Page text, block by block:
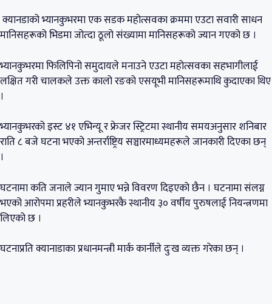
क्यानडाको भ्यानकुभरमा एक सडक महोत्सवका क्रममा एउटा सवारी साधन
मानिसहरूको भिडमा जोत्दा ठूलो संख्यामा मानिसहरूको ज्यान गएको छ ।
भ्यानकुभरमा फिलिपिनो समुदायले मनाउने एउटा महोत्सवका सहभागीलाई
लक्षित गरी चालकले उक्त कालो रङको एसयूभी मानिसहरूमाथि कुदाएका थिए
।
भ्यानकुभरको इस्ट ४१ एभिन्यू र फ्रेजर स्ट्रिटमा स्थानीय समयअनुसार शनिबार
राति ८ बजे घटना भएको अन्तर्राष्ट्रिय सञ्चारमाध्यमहरूले जानकारी दिएका छन्
।
घटनामा कति जनाले ज्यान गुमाए भन्ने विवरण दिइएको छैन । घटनामा संलग्न
भएको आरोपमा प्रहरीले भ्यानकुभरकै स्थानीय ३० वर्षीय पुरुषलाई नियन्त्रणमा
लिएको छ ।
घटनाप्रति क्यानाडाका प्रधानमन्त्री मार्क कार्नीले दुःख व्यक्त गरेका छन् ।